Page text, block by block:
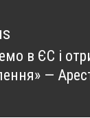
в ЄС і
—